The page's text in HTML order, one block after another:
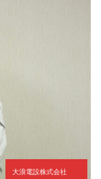
大浪電設株式会社